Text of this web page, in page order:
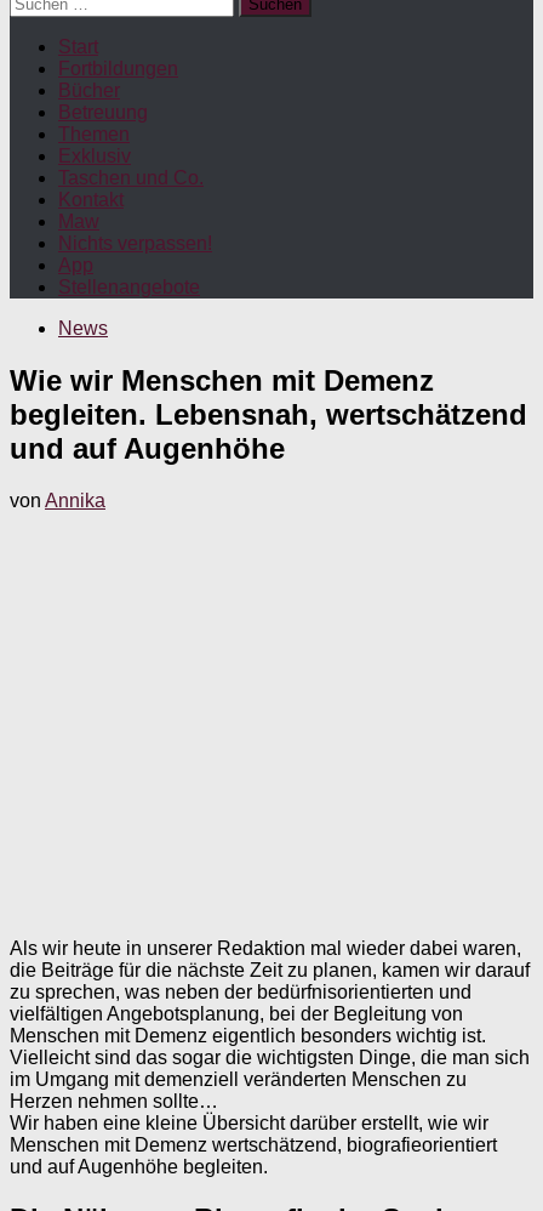
nach:
Start
Fortbildungen
Bücher
Betreuung
Themen
Exklusiv
Taschen und Co.
Kontakt
Maw
Nichts verpassen!
App
Stellenangebote
News
Wie wir Menschen mit Demenz
begleiten. Lebensnah, wertschätzend
und auf Augenhöhe
von Annika
Als wir heute in unserer Redaktion mal wieder dabei waren,
die Beiträge für die nächste Zeit zu planen, kamen wir darauf
zu sprechen, was neben der bedürfnisorientierten und
vielfältigen Angebotsplanung, bei der Begleitung von
Menschen mit Demenz eigentlich besonders wichtig ist.
Vielleicht sind das sogar die wichtigsten Dinge, die man sich
im Umgang mit demenziell veränderten Menschen zu
Herzen nehmen sollte…
Wir haben eine kleine Übersicht darüber erstellt, wie wir
Menschen mit Demenz wertschätzend, biografieorientiert
und auf Augenhöhe begleiten.